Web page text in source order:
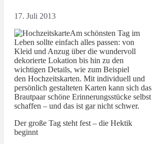
17. Juli 2013
Am schönsten Tag im
Leben sollte einfach alles passen: von
Kleid und Anzug über die wundervoll
dekorierte Lokation bis hin zu den
wichtigen Details, wie zum Beispiel
den Hochzeitskarten. Mit individuell und
persönlich gestalteten Karten kann sich das
Brautpaar schöne Erinnerungsstücke selbst
schaffen – und das ist gar nicht schwer.
Der große Tag steht fest – die Hektik
beginnt